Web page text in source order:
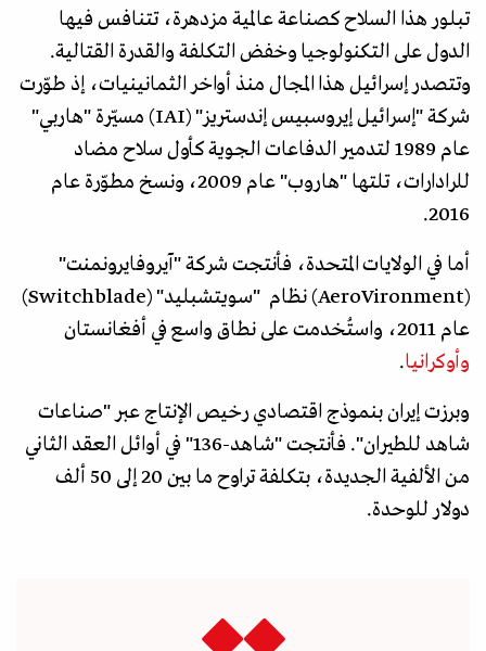
تبلور هذا السلاح كصناعة عالمية مزدهرة، تتنافس فيها
الدول على التكنولوجيا وخفض التكلفة والقدرة القتالية.
وتتصدر إسرائيل هذا المجال منذ أواخر الثمانينيات، إذ طوّرت
شركة "إسرائيل إيروسبيس إندستريز" (IAI) مسيّرة "هاربي"
عام 1989 لتدمير الدفاعات الجوية كأول سلاح مضاد
للرادارات، تلتها "هاروب" عام 2009، ونسخ مطوّرة عام
2016.
أما في الولايات المتحدة، فأنتجت شركة "آيروفايرونمنت"
(AeroVironment) نظام "سويتشبليد" (Switchblade)
عام 2011، واستُخدمت على نطاق واسع في أفغانستان
وأوكرانيا.
وبرزت إيران بنموذج اقتصادي رخيص الإنتاج عبر "صناعات
شاهد للطيران". فأنتجت "شاهد-136" في أوائل العقد الثاني
من الألفية الجديدة، بتكلفة تراوح ما بين 20 إلى 50 ألف
دولار للوحدة.